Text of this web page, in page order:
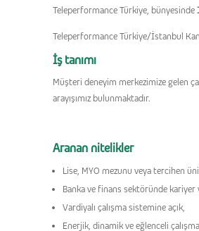
Teleperformance Türkiye, bünyesinde
Teleperformance Türkiye/İstanbul
İş tanımı
Müşteri deneyim merkezimize gelen
arayışımız bulunmaktadır.
Aranan nitelikler
Lise, MYO mezunu veya tercihen
Banka ve finans sektöründe kariyer
Vardiyalı çalışma sistemine açık,
Enerjik, dinamik ve eğlenceli